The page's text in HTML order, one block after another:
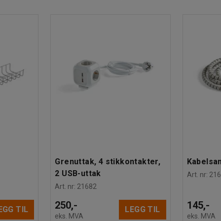
Platen har to kabelhull for at du skal slippe
og avlaste kroppen når du står
TIL
Grenuttak, 4 stikkontakter,
2 USB-uttak
Art. nr: 21682
250,-
eks. MVA
LEGG TIL
Art. nr:
145,-
eks. MVA